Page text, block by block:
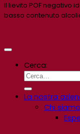
Il lievito POF negativo
basso contenuto
Cerca:
La nostra
Chi siamo